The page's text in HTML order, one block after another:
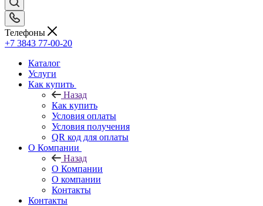
Телефоны
+7 3843 77-00-20
Каталог
Услуги
Как купить
Назад
Как купить
Условия оплаты
Условия получения
QR код для оплаты
О Компании
Назад
О Компании
О компании
Контакты
Контакты